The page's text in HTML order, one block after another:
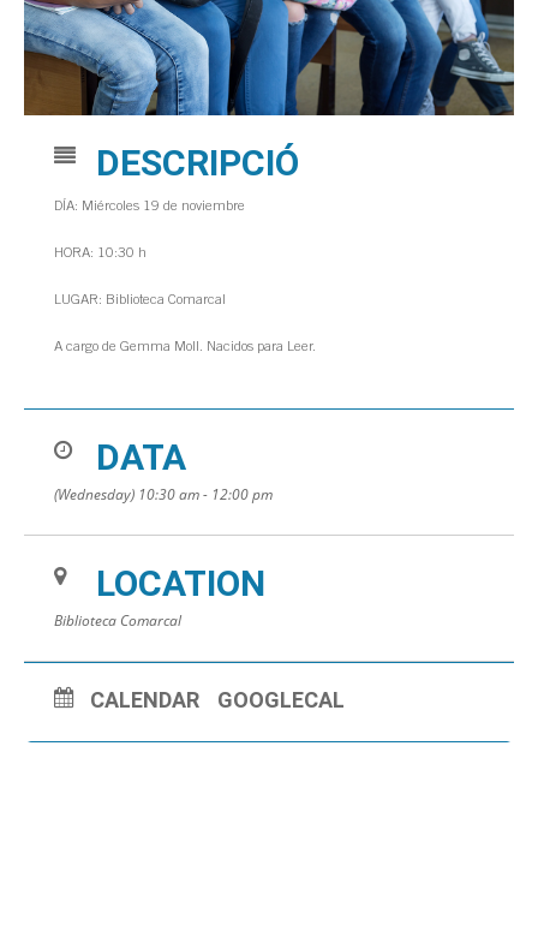
DESCRIPCIÓ
DÍA: Miércoles 19 de noviembre
HORA: 10:30 h
LUGAR: Biblioteca Comarcal
A cargo de Gemma Moll. Nacidos para Leer.
DATA
(Wednesday) 10:30 am - 12:00 pm
LOCATION
Biblioteca Comarcal
CALENDAR GOOGLECAL